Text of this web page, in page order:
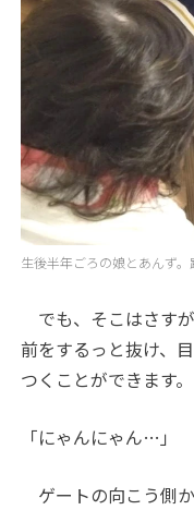
生後半年ごろの娘とあんず
でも、そこはさす
前をするっと抜け、
つくことができます。
「にゃんにゃん…」
ゲートの向こう側